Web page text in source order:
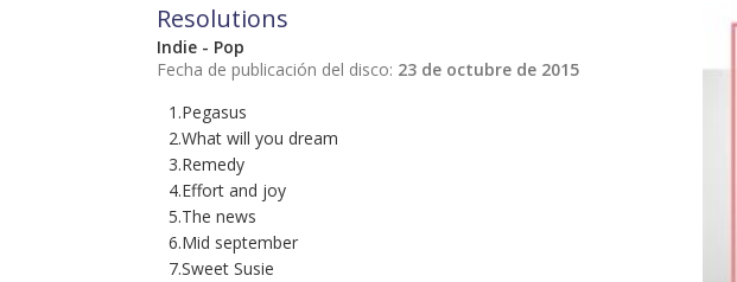
Resolutions
Indie - Pop
Fecha de publicación del disco: 23 de octubre de 2015
1.Pegasus
2.What will you dream
3.Remedy
4.Effort and joy
5.The news
6.Mid september
7.Sweet Susie